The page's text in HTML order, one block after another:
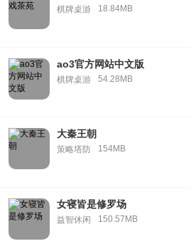
棋牌桌游 18.84MB
ao3官方网站中文版
棋牌桌游 54.28MB
大秦王朝
策略塔防 154MB
女寝皆是修罗场
益智休闲 150.57MB